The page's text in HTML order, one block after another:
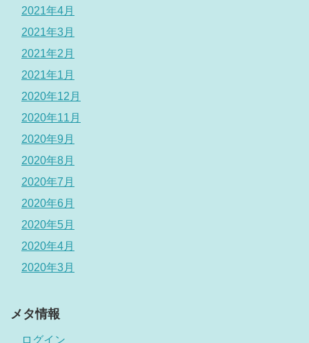
2021年4月
2021年3月
2021年2月
2021年1月
2020年12月
2020年11月
2020年9月
2020年8月
2020年7月
2020年6月
2020年5月
2020年4月
2020年3月
メタ情報
ログイン